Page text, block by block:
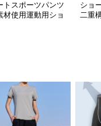
トスポーツパンツ
材使用運動用ショ
ショ
二重